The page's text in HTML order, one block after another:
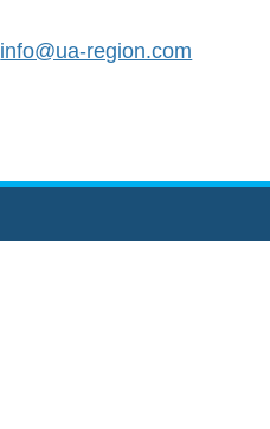
info@ua-region.com